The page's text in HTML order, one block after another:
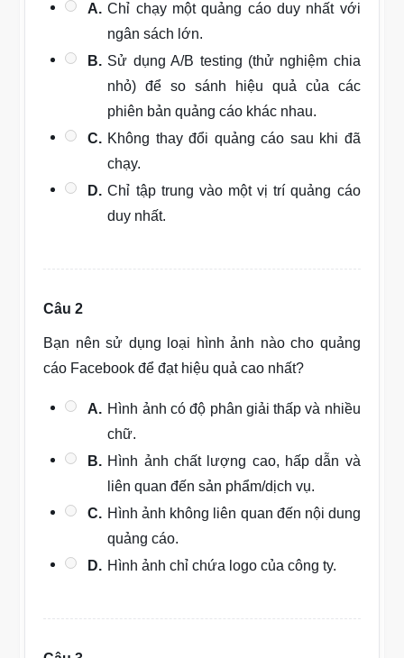
A. Chỉ chạy một quảng cáo duy nhất với
ngân sách lớn.
B. Sử dụng A/B testing (thử nghiệm chia
nhỏ) để so sánh hiệu quả của các
phiên bản quảng cáo khác nhau.
C. Không thay đổi quảng cáo sau khi đã
chạy.
D. Chỉ tập trung vào một vị trí quảng cáo
duy nhất.
Câu 2
Bạn nên sử dụng loại hình ảnh nào cho quảng
cáo Facebook để đạt hiệu quả cao nhất?
A. Hình ảnh có độ phân giải thấp và nhiều
chữ.
B. Hình ảnh chất lượng cao, hấp dẫn và
liên quan đến sản phẩm/dịch vụ.
C. Hình ảnh không liên quan đến nội dung
quảng cáo.
D. Hình ảnh chỉ chứa logo của công ty.